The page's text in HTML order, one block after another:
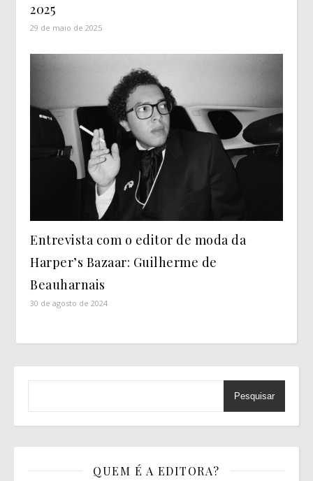
2025
29 de maio de 2025
Entrevista com o editor de moda da
Harper’s Bazaar: Guilherme de
Beauharnais
30 de agosto de 2024
Pesquisar
QUEM É A EDITORA?